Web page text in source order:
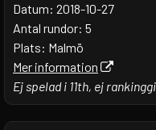
Datum: 2018-10-27
Antal rundor: 5
Plats: Malmö
Mer information
Ej spelad i 11th, ej